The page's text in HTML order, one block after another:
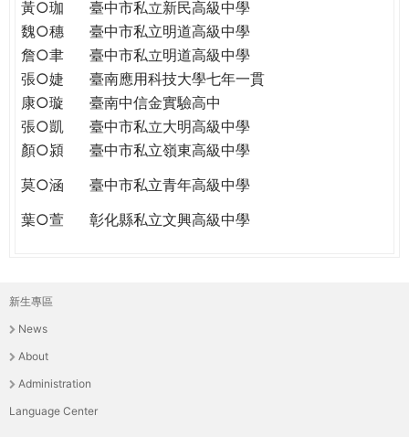
黃○珈
臺中市私立新民高級中學
魏○穗
臺中市私立明道高級中學
詹○聿
臺中市私立明道高級中學
張○婕
臺南應用科技大學七年一貫
康○璇
臺南中信金實驗高中
張○凱
臺中市私立大明高級中學
顏○潁
臺中市私立嶺東高級中學
莫○涵
臺中市私立青年高級中學
葉○萱
彰化縣私立文興高級中學
主
選
單
新生專區
News
About
Administration
Language Center